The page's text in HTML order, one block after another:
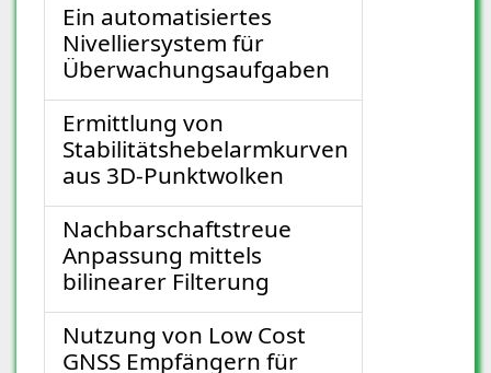
Ein automatisiertes
Nivelliersystem für
Überwachungsaufgaben
Ermittlung von
Stabilitätshebelarmkurven
aus 3D-Punktwolken
Nachbarschaftstreue
Anpassung mittels
bilinearer Filterung
Nutzung von Low Cost
GNSS Empfängern für